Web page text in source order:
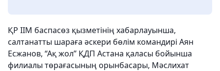
ҚР ІІМ баспасөз қызметінің хабарлауынша,
салтанатты шараға әскери бөлім командирі Аян
Есжанов, “Ақ жол” ҚДП Астана қаласы бойынша
филиалы төрағасының орынбасары, Мәслихат